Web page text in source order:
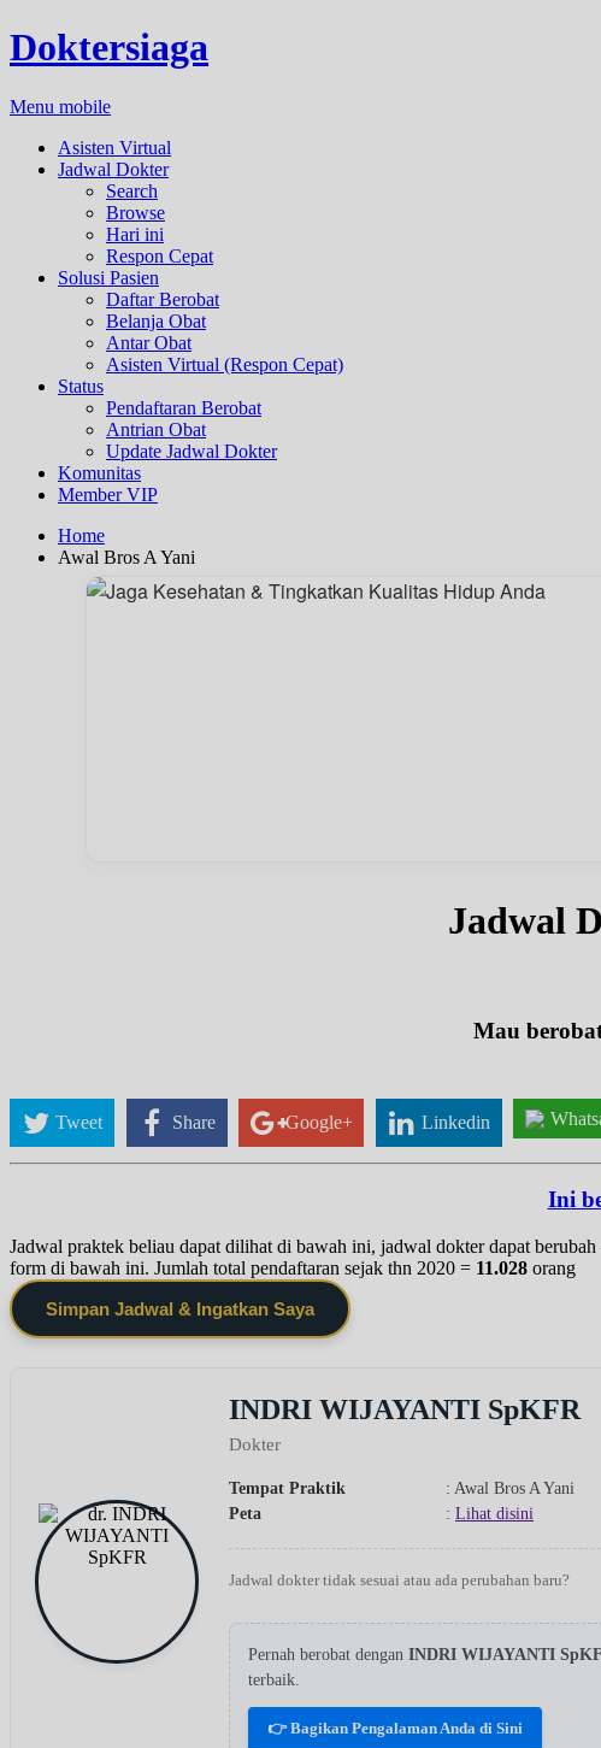
Doktersiaga
Menu mobile
Asisten Virtual
Jadwal Dokter
Search
Browse
Hari ini
Respon Cepat
Solusi Pasien
Daftar Berobat
Belanja Obat
Antar Obat
Asisten Virtual (Respon Cepat)
Status
Pendaftaran Berobat
Antrian Obat
Update Jadwal Dokter
Komunitas
Member VIP
Home
Awal Bros A Yani
Jadwal
Mau
Tweet Share Google+ Linkedin
Ini
Jadwal praktek beliau dapat dilihat di bawah ini, jadwal dokter dapat
form di bawah ini. Jumlah total pendaftaran sejak thn 2020 = 11.028 orang
Simpan Jadwal & Ingatkan Saya
INDRI WIJAYANTI SpKFR
Dokter
Tempat Praktik
: Awal Bros A Yani
Peta
: Lihat disini
Jadwal dokter tidak sesuai atau ada perubahan baru?
Pernah berobat dengan INDRI WIJAYANTI
terbaik.
👉 Bagikan Pengalaman Anda di Sini